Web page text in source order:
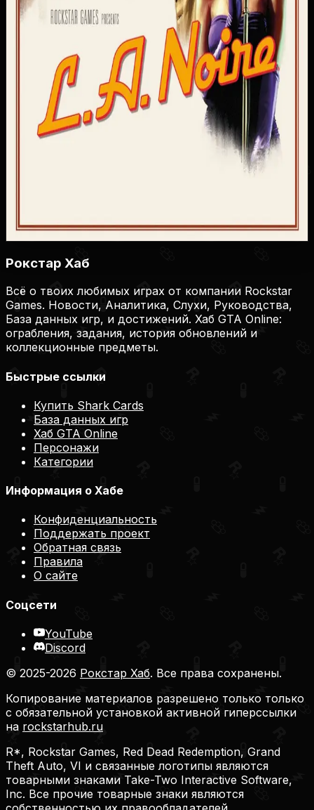
Купить на Plati.Market
Рокстар Хаб
Всё о твоих любимых играх от компании Rockstar
Games. Новости, Аналитика, Слухи, Руководства,
База данных игр, и достижений. Хаб GTA Online:
ограбления, задания, история обновлений и
коллекционные предметы.
Быстрые ссылки
Купить Shark Cards
База данных игр
Хаб GTA Online
Персонажи
Категории
Информация о Хабе
Конфиденциальность
Поддержать проект
Обратная связь
Правила
О сайте
Соцсети
YouTube
Discord
© 2025-2026 Рокстар Хаб. Все права сохранены.
Копирование материалов разрешено только только
с обязательной установкой активной гиперссылки
на rockstarhub.ru
R*, Rockstar Games, Red Dead Redemption, Grand
Theft Auto, VI и связанные логотипы являются
товарными знаками Take-Two Interactive Software,
Inc. Все прочие товарные знаки являются